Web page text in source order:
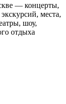
— концерты,
места,
шоу,
отдыха